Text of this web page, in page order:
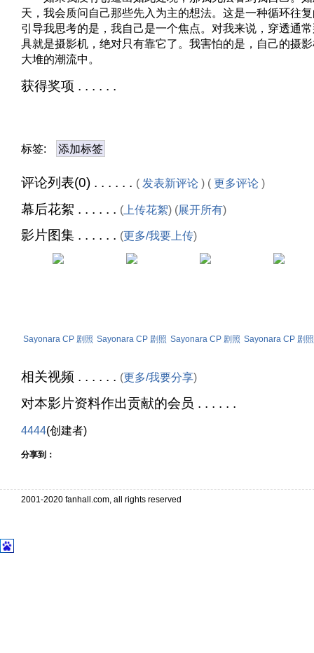
天，我会质问自己那些先入为主的想法。这是一种循环往
引导我思考的是，我自己是一个焦点。对我来说，穿透通
具就是摄影机，绝对只有靠它了。我害怕的是，自己的摄
大堆的潮流中。
获得奖项 . . . . . .
标签: 添加标签
评论列表(0) . . . . . . ( 发表新评论 ) ( 更多评论 )
幕后花絮 . . . . . . ( 上传花絮) (展开所有)
影片图集 . . . . . . (更多/我要上传)
Sayonara CP 剧照 Sayonara CP 剧照 Sayonara CP 剧照 Sayonara CP 剧照
相关视频 . . . . . . (更多/我要分享)
对本影片资料作出贡献的会员 . . . . . .
4444(创建者)
分享到：
2001-2020 fanhall.com, all rights reserved